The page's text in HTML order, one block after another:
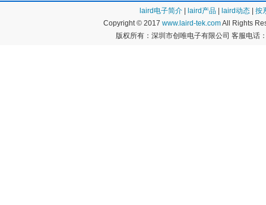
laird电子简介 laird产品 laird动态
按
Copyright © 2017 www.laird-tek.comAll Rights
版权所有：深圳市创唯电子有限公司 客服电话